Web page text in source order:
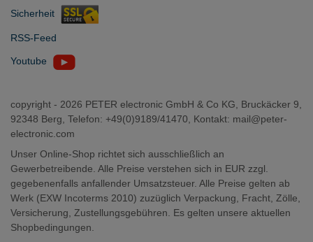
Sicherheit
RSS-Feed
Youtube
copyright - 2026 PETER electronic GmbH & Co KG, Bruckäcker 9,
92348 Berg, Telefon: +49(0)9189/41470, Kontakt: mail@peter-
electronic.com
Unser Online-Shop richtet sich ausschließlich an
Gewerbetreibende. Alle Preise verstehen sich in EUR zzgl.
gegebenenfalls anfallender Umsatzsteuer. Alle Preise gelten ab
Werk (EXW Incoterms 2010) zuzüglich Verpackung, Fracht, Zölle,
Versicherung, Zustellungsgebühren. Es gelten unsere aktuellen
Shopbedingungen.